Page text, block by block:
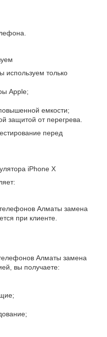
используем только
Apple;
емкости;
защитой от перегрева.
перед
iPhone X
Алматы замена
при клиенте.
Алматы замена
вы получаете: